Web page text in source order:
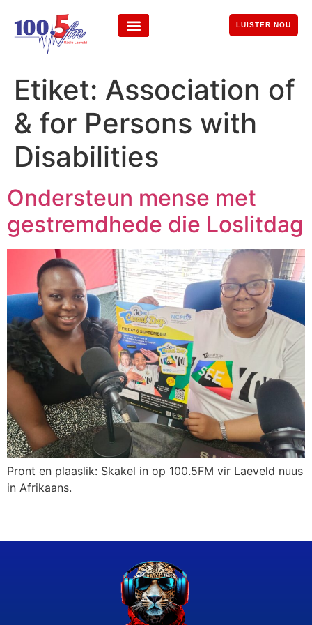
LUISTER NOU
Etiket: Association of
& for Persons with
Disabilities
Ondersteun mense met
gestremdhede die Loslitdag
Pront en plaaslik: Skakel in op 100.5FM vir Laeveld nuus
in Afrikaans.